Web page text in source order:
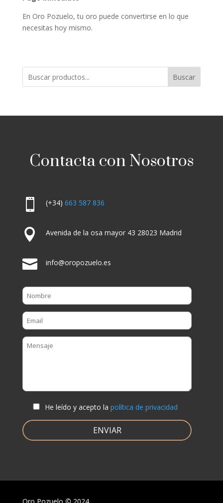
En Oro Pozuelo, tu oro puede convertirse en lo que
necesitas hoy mismo.
Buscar
Contacta con Nosotros
 (+34) 663 587 836
 Avenida de la osa mayor 43 28023 Madrid
 info@oropozuelo.es
He leído y acepto la política de privacidad